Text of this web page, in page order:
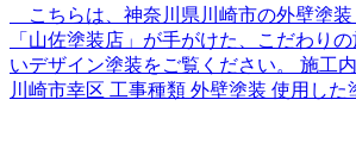
こちらは、神奈川県川崎市の外壁塗
「山佐塗装店」が手がけた、こだわり
いデザイン塗装をご覧ください。 施工
川崎市幸区 工事種類 外壁塗装 使用した